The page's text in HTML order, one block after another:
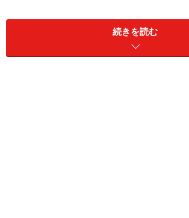
線）で、近年よく話題に上るのが、現
て美しいと評判の1号線です。ナポリの
（Vomero）を横切っているため、ナポ
続きを読む